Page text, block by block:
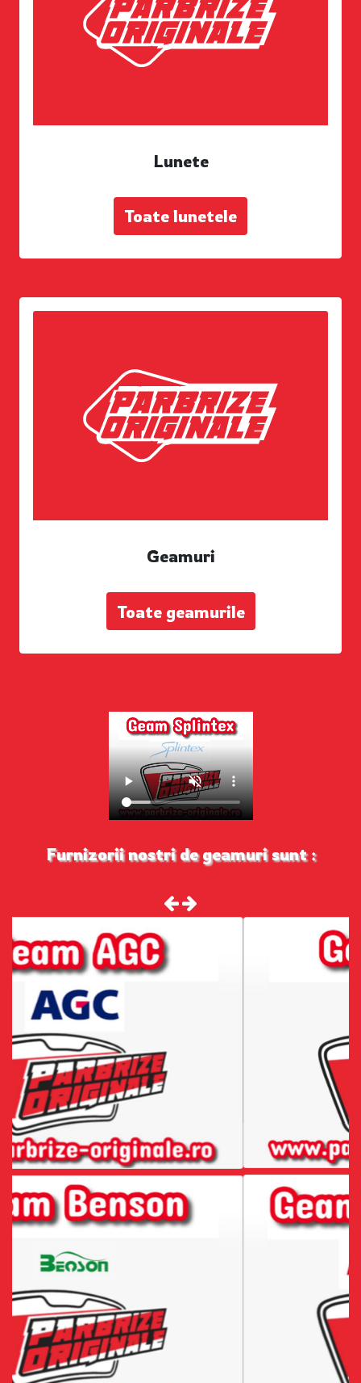
Lunete
Toate lunetele
Geamuri
Toate geamurile
Furnizorii nostri de geamuri sunt :